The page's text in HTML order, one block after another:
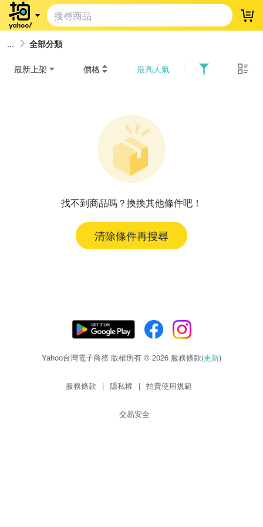
登
全部分類
最新上架 價格 最高人氣
找不到商品嗎？換換其他條件吧！
清除條件再搜尋
Yahoo台灣電子商務 版權所有 © 2026 服務條款(更新)
服務條款 | 隱私權 | 拍賣使用規範
交易安全